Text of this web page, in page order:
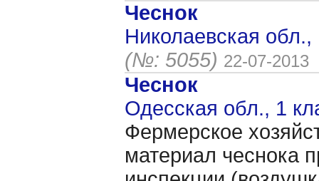
Чеснок
Николаевская
(№: 5055) 22-07-2013
Чеснок
Одесская обл., 1
Фермерское
материал чеснока